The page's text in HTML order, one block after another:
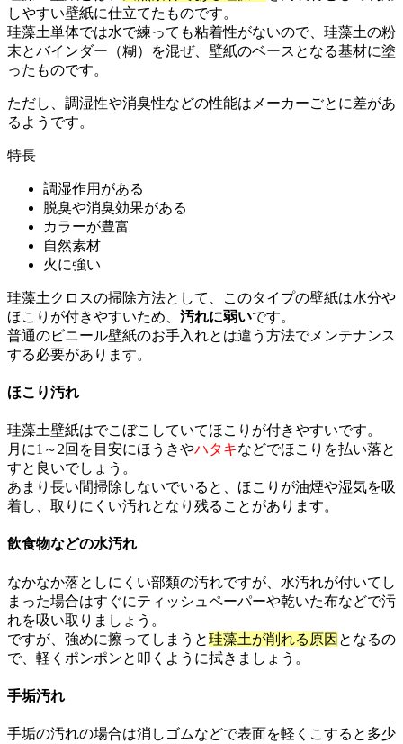
しやすい壁紙に仕立てたものです。
珪藻土単体では水で練っても粘着性がないので、珪藻土の粉
末とバインダー（糊）を混ぜ、壁紙のベースとなる基材に塗
ったものです。
ただし、調湿性や消臭性などの性能はメーカーごとに差があ
るようです。
特長
調湿作用がある
脱臭や消臭効果がある
カラーが豊富
自然素材
火に強い
珪藻土クロスの掃除方法として、このタイプの壁紙は水分や
ほこりが付きやすいため、 汚れに弱いです。
普通のビニール壁紙のお手入れとは違う方法でメンテナンス
する必要があります。
ほこり汚れ
珪藻土壁紙はでこぼこしていてほこりが付きやすいです。
月に1～2回を目安にほうきやハタキなどでほこりを払い落と
すと良いでしょう。
あまり長い間掃除しないでいると、ほこりが油煙や湿気を吸
着し、取りにくい汚れとなり残ることがあります。
飲食物などの水汚れ
なかなか落としにくい部類の汚れですが、水汚れが付いてし
まった場合はすぐにティッシュペーパーや乾いた布などで汚
れを吸い取りましょう。
ですが、強めに擦ってしまうと珪藻土が削れる原因 となるの
で、軽くポンポンと叩くように拭きましょう。
手垢汚れ
手垢の汚れの場合は消しゴムなどで表面を軽くこすると多少